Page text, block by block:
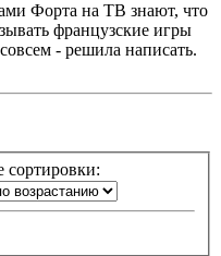
Форта на ТВ знают, что
французские игры
- решила написать.
сортировки: